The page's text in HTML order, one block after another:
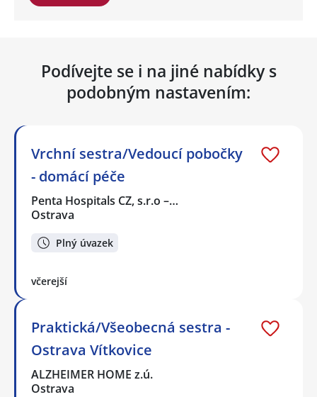
Podívejte se i na jiné nabídky s
podobným nastavením:
Vrchní sestra/Vedoucí pobočky
- domácí péče
Penta Hospitals CZ, s.r.o –…
Ostrava
Plný úvazek
včerejší
Praktická/Všeobecná sestra -
Ostrava Vítkovice
ALZHEIMER HOME z.ú.
Ostrava